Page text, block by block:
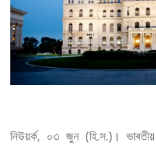
নিউয়ৰ্ক, ০৩ জুন (হি.স.)। ভাৰতীয়